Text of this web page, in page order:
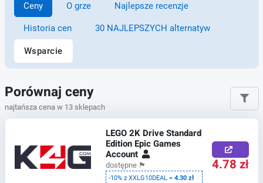
Ceny O grze Najlepsze recenzje
Historia cen 30 NAJLEPSZYCH alternatyw
Wsparcie
Porównaj ceny
najtańsza cena w 13 sklepach
LEGO 2K Drive Standard
Edition Epic Games
Account
dostępne 🏴
-10% z XXLG10DEAL =4.30 zł
4.78 zł